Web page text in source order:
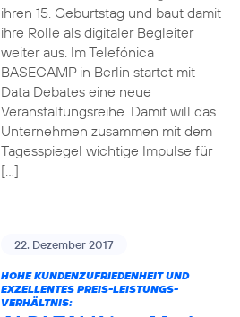
ihren 15. Geburtstag und baut damit
ihre Rolle als digitaler Begleiter
weiter aus. Im Telefónica
BASECAMP in Berlin startet mit
Data Debates eine neue
Veranstaltungsreihe. Damit will das
Unternehmen zusammen mit dem
Tagesspiegel wichtige Impulse für
[…]
22. Dezember 2017
HOHE KUNDENZUFRIEDENHEIT UND
EXZELLENTES PREIS-LEISTUNGS-
VERHÄLTNIS: